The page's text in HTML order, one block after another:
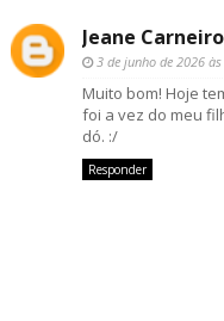
Jeane Carneiro
3 de junho de 2026
Muito bom! Hoje
foi a vez do meu
dó. :/
Responder